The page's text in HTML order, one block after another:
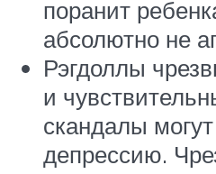
поранит
абсолютно не
Рэгдоллы
и
скандалы
депрессию.